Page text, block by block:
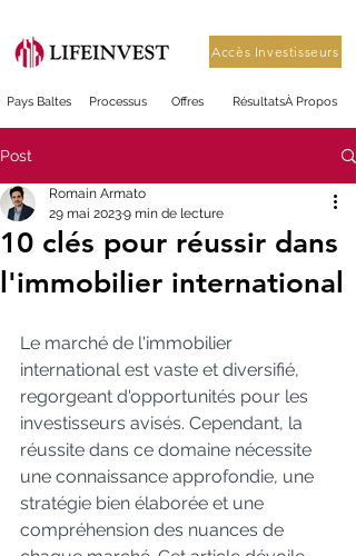
Accès Investisseurs
Processus
Pays Baltes Offres RésultatsÀ Propos
Post
10 clés pour réussir dans
l'immobilier international
Romain Armato
29 mai 20239 min de lecture
Le marché de l'immobilier
international est vaste et diversifié,
regorgeant d'opportunités pour les
investisseurs avisés. Cependant, la
réussite dans ce domaine nécessite
une connaissance approfondie, une
stratégie bien élaborée et une
compréhension des nuances de